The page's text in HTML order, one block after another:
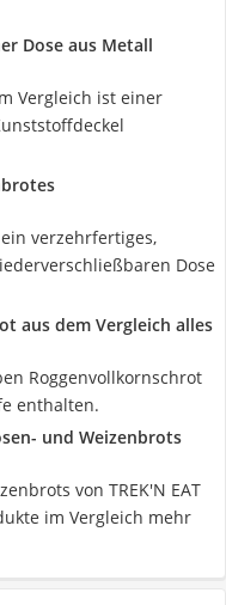
Dose aus Metall
Vergleich ist einer
verzehrfertiges,
Dose
aus dem Vergleich alles
Roggenvollkornschrot
enthalten.
und Weizenbrots
von TREK'N EAT
im Vergleich mehr